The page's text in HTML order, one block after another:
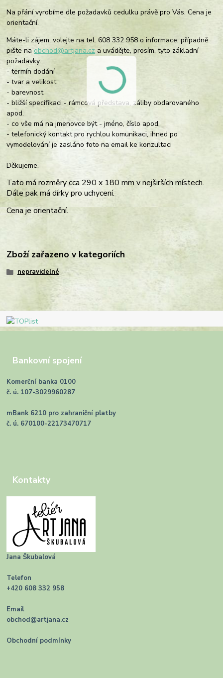
Na přání vyrobíme dle požadavků cedulku právě pro Vás. Cena je
orientační.
Máte-li zájem, volejte na tel. 608 332 958 o informace, případně
pište naobchod@artjana.cz a uvádějte, prosím, tyto základní
požadavky:
- termín dodání
- tvar a velikost
- barevnost
- bližší specifikaci - rámcová představa, záliby obdarovaného
apod.
- co vše má na jmenovce být - jméno, číslo apod.
- telefonický kontakt pro rychlou komunikaci, ihned po
vymodelování je zasláno foto na email ke konzultaci
Děkujeme.
Tato má rozměry cca 290 x 180 mm v nejširších místech.
Dále pak má dírky pro uchycení.
Cena je orientační.
Zboží zařazeno v kategoriích
nepravidelné
Bankovní spojení
Komerční banka 0100
č. ú. 107-3029960287
mBank 6210 pro zahraniční platby
č. ú. 670100-22173470717
Kontakty
Jana Škubalová
Telefon
+420 608 332 958
Email
obchod@artjana.cz
Obchodní podmínky